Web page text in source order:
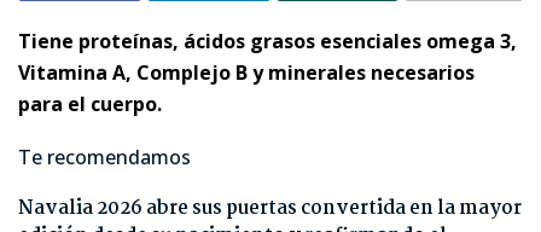
Tiene proteínas, ácidos grasos esenciales omega 3,
Vitamina A, Complejo B y minerales necesarios
para el cuerpo.
Te recomendamos
Navalia 2026 abre sus puertas convertida en la mayor